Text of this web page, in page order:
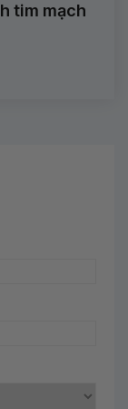
tim mạch